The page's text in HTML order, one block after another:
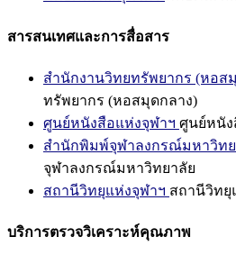
สารสนเทศและการสื่อสาร
สำนักงานวิทยทรัพยากร (หอส
ทรัพยากร (หอสมุดกลาง)
ศูนย์หนังสือแห่งจุฬาฯ ศูนย์หนัง
สำนักพิมพ์จุฬาลงกรณ์มหาวิท
จุฬาลงกรณ์มหาวิทยาลัย
สถานีวิทยุแห่งจุฬาฯ สถานีวิทยุ
บริการตรวจวิเคราะห์คุณภาพ